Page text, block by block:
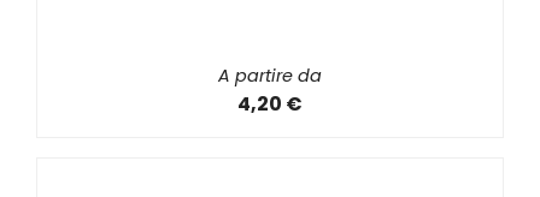
A partire da
4,20 €